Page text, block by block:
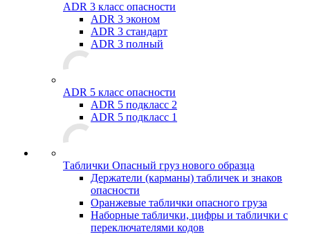
ADR 3 класс опасности
ADR 3 эконом
ADR 3 стандарт
ADR 3 полный
ADR 5 класс опасности
ADR 5 подкласс 2
ADR 5 подкласс 1
Таблички Опасный груз нового образца
Держатели (карманы) табличек и знаков
опасности
Оранжевые таблички опасного груза
Наборные таблички, цифры и таблички с
переключателями кодов